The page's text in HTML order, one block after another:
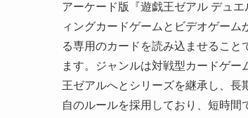
アーケード版『遊戯王ゼアル デュ
ィングカードゲームとビデオゲー
る専用のカードを読み込ませるこ
ます。ジャンルは対戦型カードゲ
王ゼアルへとシリーズを継承し、
自のルールを採用しており、短時